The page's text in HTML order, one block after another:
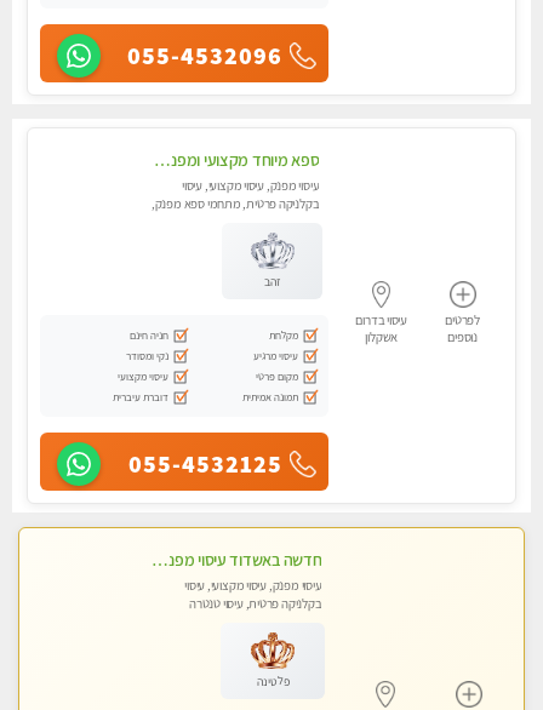
055-4532096
לפרטים
נוספים
עיסוי בדרום
אשקלון
ספא מיוחד מקצועי ומפנק באשקלון מעסה ...מקצועית ואיכותית -מומלץ מאוד...
עיסוי מפנק, עיסוי מקצועי, עיסוי
בקלניקה פרטית, מתחמי ספא מפנק,
זהב
מקלחת
חניה חינם
עיסוי מרגיע
נקי ומסודר
מקום פרטי
עיסוי מקצועי
תמונה אמיתית
דוברת עיברית
055-4532125
חדשה באשדוד עיסוי מפנק בקליניקה פרטית שירות vip לרציניים בלבד! מומלץ!!
עיסוי מפנק, עיסוי מקצועי, עיסוי
בקלניקה פרטית, עיסוי טנטרה
פלטינה